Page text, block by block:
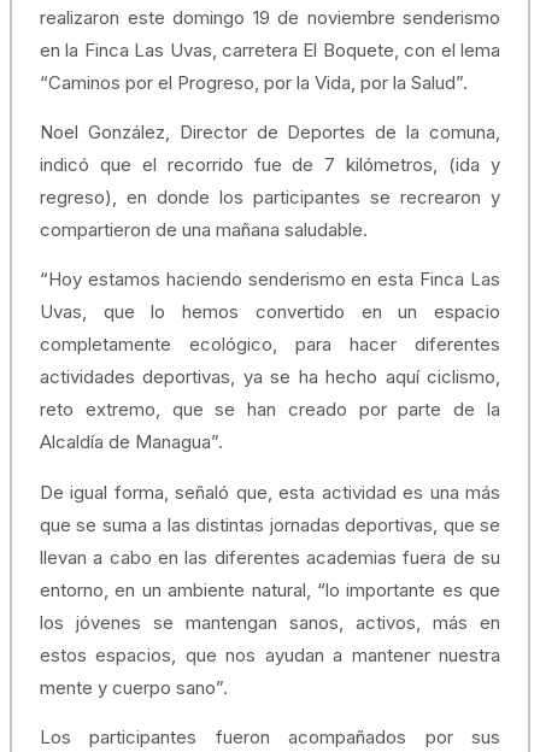
realizaron este domingo 19 de noviembre senderismo
en la Finca Las Uvas, carretera El Boquete, con el lema
“Caminos por el Progreso, por la Vida, por la Salud”.
Noel González, Director de Deportes de la comuna,
indicó que el recorrido fue de 7 kilómetros, (ida y
regreso), en donde los participantes se recrearon y
compartieron de una mañana saludable.
“Hoy estamos haciendo senderismo en esta Finca Las
Uvas, que lo hemos convertido en un espacio
completamente ecológico, para hacer diferentes
actividades deportivas, ya se ha hecho aquí ciclismo,
reto extremo, que se han creado por parte de la
Alcaldía de Managua”.
De igual forma, señaló que, esta actividad es una más
que se suma a las distintas jornadas deportivas, que se
llevan a cabo en las diferentes academias fuera de su
entorno, en un ambiente natural, “lo importante es que
los jóvenes se mantengan sanos, activos, más en
estos espacios, que nos ayudan a mantener nuestra
mente y cuerpo sano”.
Los participantes fueron acompañados por sus